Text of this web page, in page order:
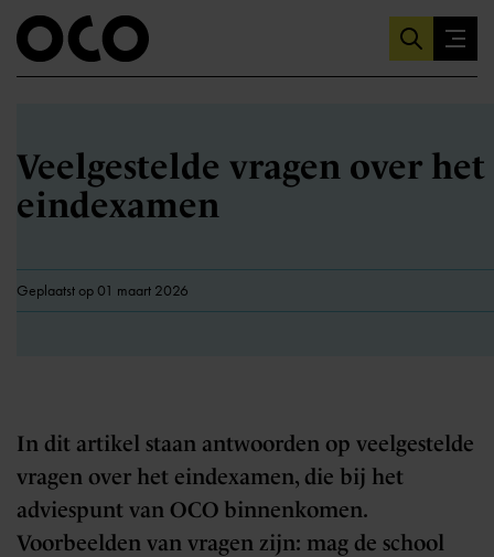
Veelgestelde vragen over het
eindexamen
Geplaatst op 01 maart 2026
In dit artikel staan antwoorden op veelgestelde
vragen over het eindexamen, die bij het
adviespunt van OCO binnenkomen.
Voorbeelden van vragen zijn: mag de school